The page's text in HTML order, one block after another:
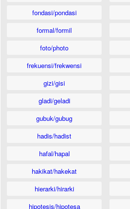
fondasi/pondasi
formal/formil
foto/photo
frekuensi/frekwensi
gizi/gisi
gladi/geladi
gubuk/gubug
hadis/hadist
hafal/hapal
hakikat/hakekat
hierarki/hirarki
hipotesis/hipotesa